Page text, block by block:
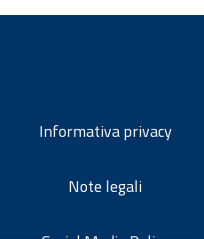
Informativa privacy
Note legali